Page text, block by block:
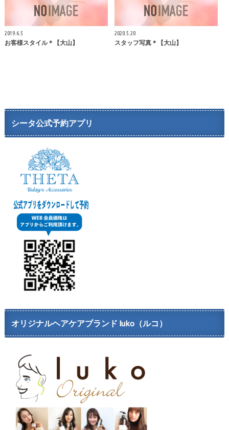
2019.6.5
お客様スタイル＊【大山】
2020.5.20
スタッフ写真＊【大山】
シータ公式予約アプリ
オリジナルヘアケアブランド luko（ルコ）